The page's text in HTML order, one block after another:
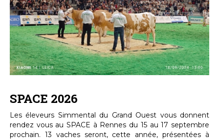
SPACE 2026
Les éleveurs Simmental du Grand Ouest vous donnent
rendez vous au SPACE à Rennes du 15 au 17 septembre
prochain. 13 vaches seront, cette année, présentées à